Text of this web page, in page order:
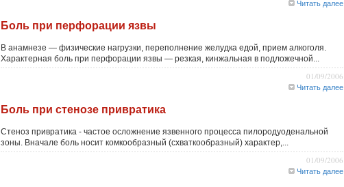
Читать далее
Боль при перфорации язвы
В анамнезе — физические нагрузки, переполнение желудка едой, прием алкоголя.
Характерная боль при перфорации язвы — резкая, кинжальная в подложечной...
01/09/2006
Читать далее
Боль при стенозе привратика
Стеноз привратика - частое осложнение язвенного процесса пилородуоденальной
зоны. Вначале боль носит комкообразный (схваткообразный) характер,...
01/09/2006
Читать далее